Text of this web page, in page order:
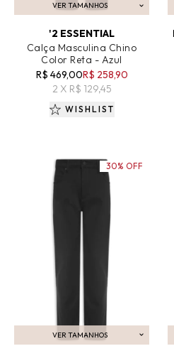
VER TAMANHOS
ADICIONAR AO CARRINHO
'2 ESSENTIAL
Calça Masculina Chino
Color Reta - Azul
R$ 469,00R$ 258,90
2 X R$ 129,45
WISHLIST
VER TAMANHOS
ADICIONAR AO CARRINHO
30% OFF